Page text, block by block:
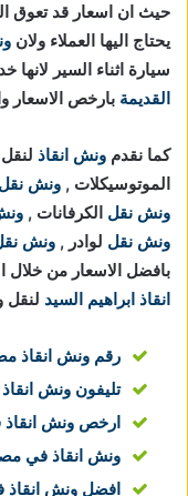
حيث ان اسعار قد تعوق
يحتاج اليها العملاء ولان
سيارة اثناء السير
القديمة بارخص الاسعار
كما نقدم ونش انقاذ
الموتوسيكلات , ونش نقل
ونش نقل الكرفانات ,
ونش نقل لوادر , ونش
بافضل الاسعار من خلال
انقاذ ابراهيم السيد لنقل
رقم ونش انقاذ
تليفون ونش
ارخص ونش
ونش انقاذ في
افضل ونش انقاذ